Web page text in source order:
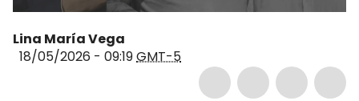
Lina María Vega
18/05/2026 - 09:19GMT-5